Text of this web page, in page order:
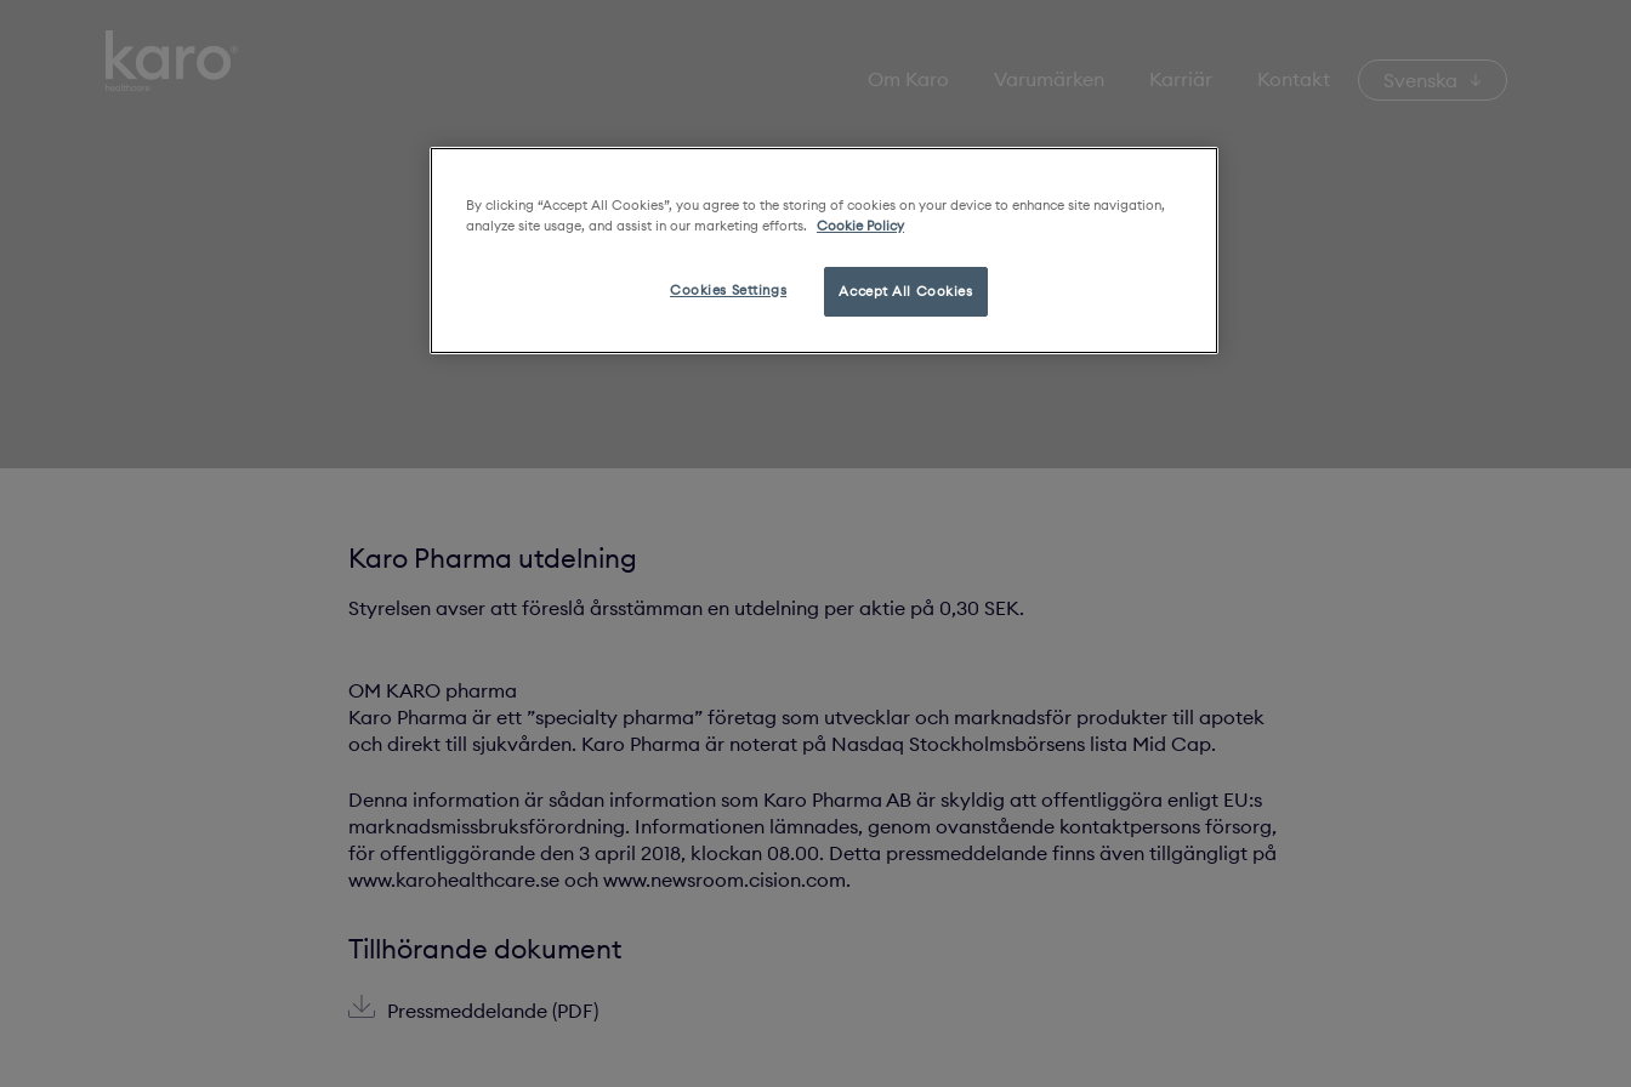
Karo
Healthcare
Smart choices for
everyday healthcare
Om Karo Varumärken Karriär Kontakt Svenska
Karo Pharma utdelning
Styrelsen avser att föreslå årsstämman en utdelning per aktie på 0,30 SEK.
OM KARO pharma
Karo Pharma är ett ”specialty pharma” företag som utvecklar och marknadsför produkter till apotek
och direkt till sjukvården. Karo Pharma är noterat på Nasdaq Stockholmsbörsens lista Mid Cap.
Denna information är sådan information som Karo Pharma AB är skyldig att offentliggöra enligt EU:s
marknadsmissbruksförordning. Informationen lämnades, genom ovanstående kontaktpersons försorg,
för offentliggörande den 3 april 2018, klockan 08.00. Detta pressmeddelande finns även tillgängligt på
www.karohealthcare.se och www.newsroom.cision.com.
Tillhörande dokument
Pressmeddelande (PDF)
By clicking “Accept All Cookies”, you agree to the storing of cookies on your device to enhance site navigation,
analyze site usage, and assist in our marketing efforts.
Cookie Policy
Accept All Cookies
Cookies Settings